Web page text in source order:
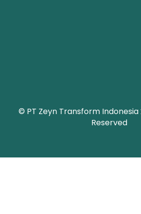
© PT Zeyn Transform Indonesia
Reserved